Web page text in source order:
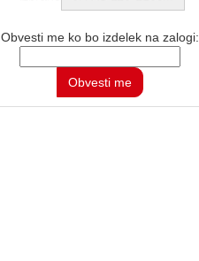
Obvesti me ko bo izdelek na zalogi: